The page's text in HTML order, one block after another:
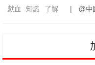
獻血 知識 了解 | @中